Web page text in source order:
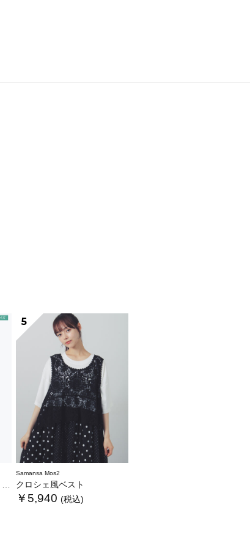
5
Samansa Mos2
クロシェ風ベスト
￥5,940 (税込)